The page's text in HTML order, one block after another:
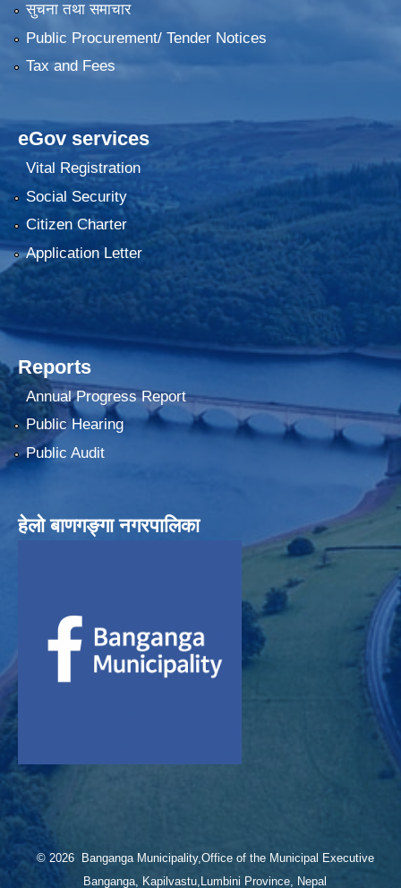
सुचना तथा समाचार
Public Procurement/ Tender Notices
Tax and Fees
eGov services
Vital Registration
Social Security
Citizen Charter
Application Letter
Reports
Annual Progress Report
Public Hearing
Public Audit
हेलाे बाणगङ्गा नगरपालिका
© 2026 Banganga Municipality,Office of the Municipal Executive
Banganga, Kapilvastu,Lumbini Province, Nepal